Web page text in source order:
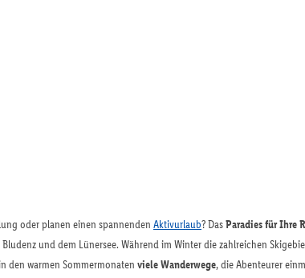
oder planen einen spannenden Aktivurlaub? DasParadies für Ihre
und dem Lünersee. Während im Winter die zahlreichen
den warmen Sommermonaten viele Wanderwege, die Abenteurer